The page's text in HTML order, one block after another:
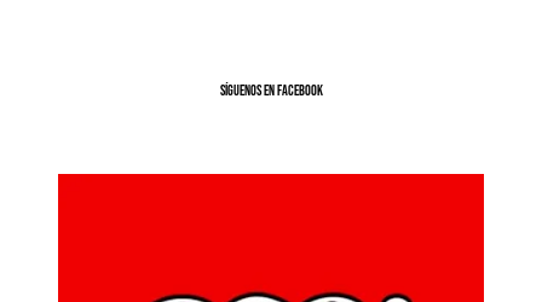
SíGUENOS EN FACEBOOK